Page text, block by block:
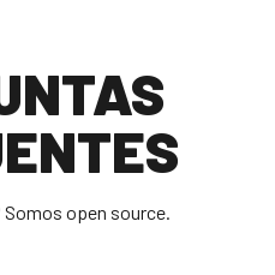
open source.